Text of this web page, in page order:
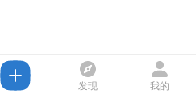
发现 我的